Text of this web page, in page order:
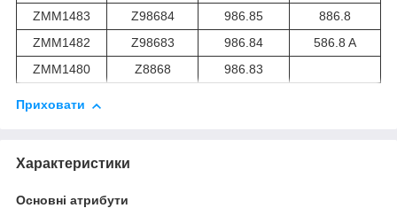
ZMM1483
Z98684 986.85
886.8
ZMM1482
Z98683 986.84
586.8 A
ZMM1480
Z8868 986.83
Приховати
Характеристики
Основні атрибути